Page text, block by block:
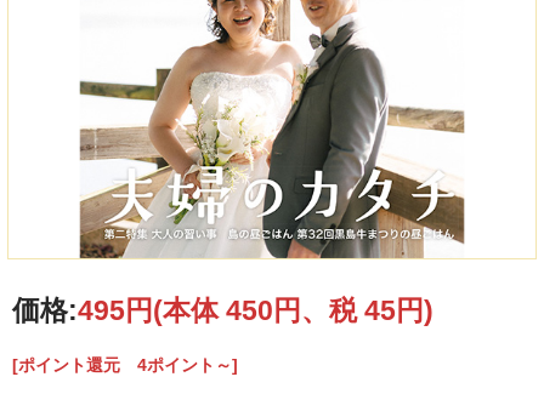
第二特集 大人の習い事
教室
価格:495円(本体 450円、税 45円)
[ポイント還元 4ポイント～]